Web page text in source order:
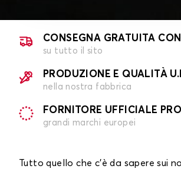
CONSEGNA GRATUITA
su tutto il sito
PRODUZIONE E QUALITÀ
nella nostra fabbrica
FORNITORE UFFICIALE
grandi marchi europei
Tutto quello che c'è da sapere sui